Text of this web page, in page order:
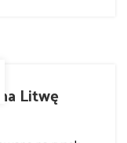
Litwę